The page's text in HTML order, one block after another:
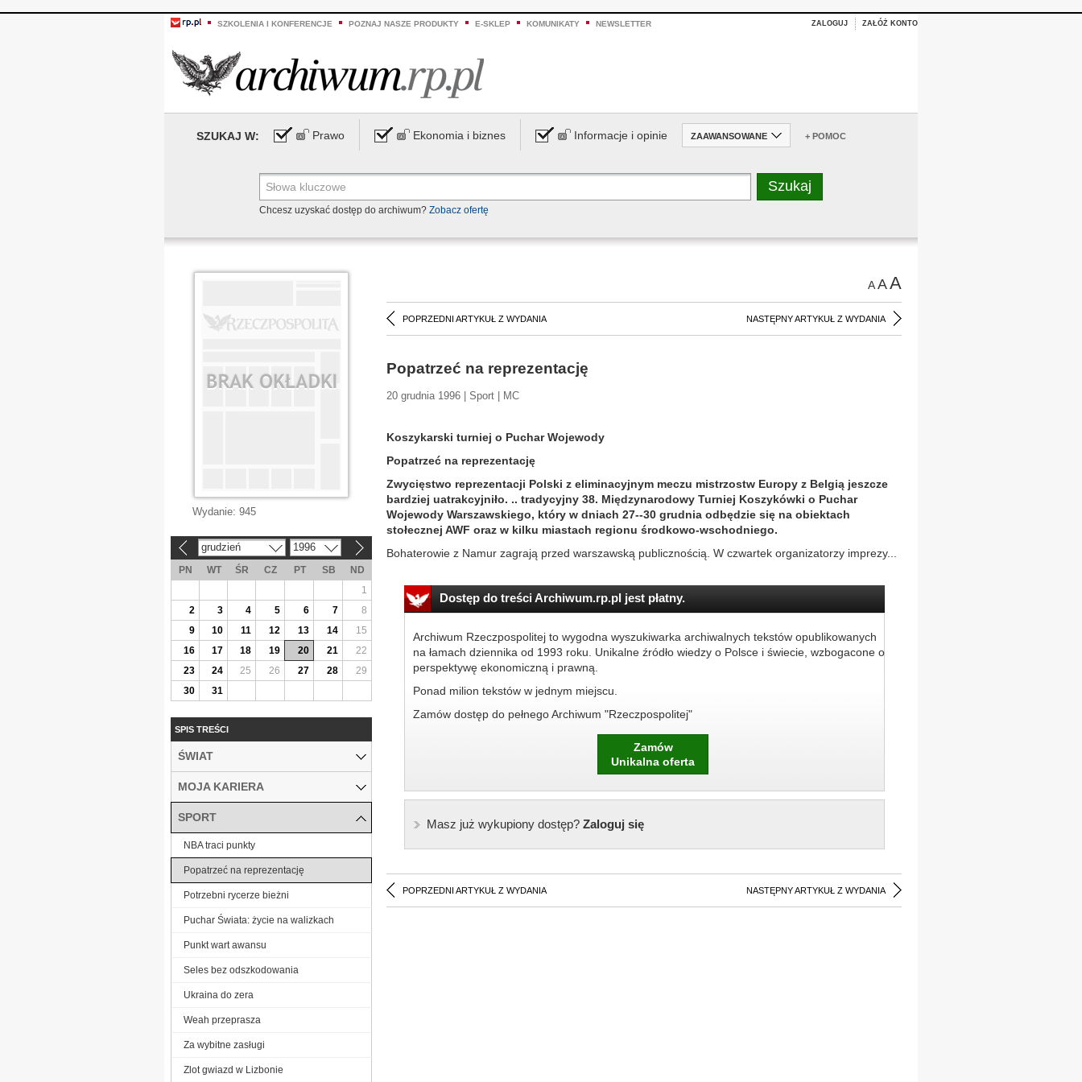
SZKOLENIA I KONFERENCJE POZNAJ NASZE PRODUKTY E-SKLEP KOMUNIKATY NEWSLETTER ZALOGUJ ZAŁÓŻ KONTO
SZUKAJ W: Prawo Ekonomia i biznes Informacje i opinie ZAAWANSOWANE + POMOC
Chcesz uzyskać dostęp do archiwum? Zobacz ofertę
AAA
POPRZEDNI ARTYKUŁ Z WYDANIA NASTĘPNY ARTYKUŁ Z WYDANIA
Popatrzeć na reprezentację
20 grudnia 1996 | Sport | MC
Koszykarski turniej o Puchar Wojewody
Popatrzeć na reprezentację
Zwycięstwo reprezentacji Polski z eliminacyjnym meczu mistrzostw Europy z Belgią jeszcze
bardziej uatrakcyjniło. .. tradycyjny 38. Międzynarodowy Turniej Koszykówki o Puchar
Wojewody Warszawskiego, który w dniach 27--30 grudnia odbędzie się na obiektach
stołecznej AWF oraz w kilku miastach regionu środkowo-wschodniego.
Bohaterowie z Namur zagrają przed warszawską publicznością. W czwartek organizatorzy imprezy...
Dostęp do treści Archiwum.rp.pl jest płatny.
Archiwum Rzeczpospolitej to wygodna wyszukiwarka archiwalnych tekstów opublikowanych
na łamach dziennika od 1993 roku. Unikalne źródło wiedzy o Polsce i świecie, wzbogacone o
perspektywę ekonomiczną i prawną.
Ponad milion tekstów w jednym miejscu.
Zamów dostęp do pełnego Archiwum "Rzeczpospolitej"
Zamów
Unikalna oferta
Masz już wykupiony dostęp?Zaloguj się
POPRZEDNI ARTYKUŁ Z WYDANIA NASTĘPNY ARTYKUŁ Z WYDANIA
Wydanie: 945
grudzień 1996
PN WT ŚR CZ PT SB
ND
1
2
3 4 5 6 7
8
9
10 11 12 13 14
15
16
17 18 19 20 21
22
23
24 25 26 27 28
29
30
31
SPIS TREŚCI
ŚWIAT
MOJA KARIERA
SPORT
NBA traci punkty
Popatrzeć na reprezentację
Potrzebni rycerze bieżni
Puchar Świata: życie na walizkach
Punkt wart awansu
Seles bez odszkodowania
Ukraina do zera
Weah przeprasza
Za wybitne zasługi
Zlot gwiazd w Lizbonie